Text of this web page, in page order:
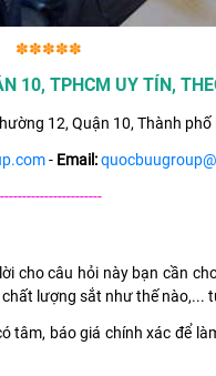
✽✽✽✽✽
10, TPHCM UY TÍN,
12, Quận 10, Thành phố
- Email:
cho câu hỏi này bạn cần
lượng sắt như thế
báo giá chính xác để